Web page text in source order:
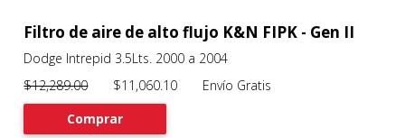
Previous
Filtro de aire de alto flujo K&N FIPK - Gen II
Dodge Intrepid 3.5Lts. 2000 a 2004
$12,289.00$11,060.10 Envío Gratis
Comprar